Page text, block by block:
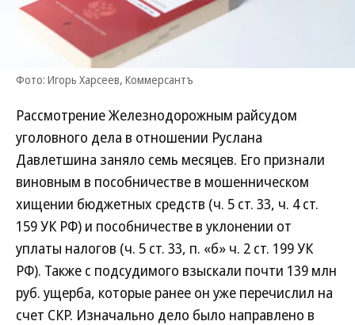
Фото: Игорь Харсеев, Коммерсантъ
Рассмотрение Железнодорожным райсудом
уголовного дела в отношении Руслана
Давлетшина заняло семь месяцев. Его признали
виновным в пособничестве в мошенническом
хищении бюджетных средств (ч. 5 ст. 33, ч. 4 ст.
159 УК РФ) и пособничестве в уклонении от
уплаты налогов (ч. 5 ст. 33, п. «б» ч. 2 ст. 199 УК
РФ). Также с подсудимого взыскали почти 139 млн
руб. ущерба, которые ранее он уже перечислил на
счет СКР. Изначально дело было направлено в